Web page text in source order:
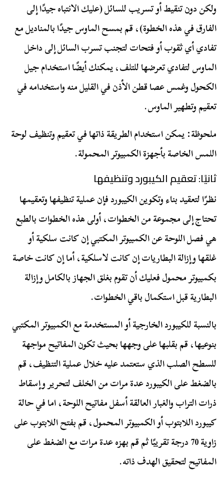
ولكن دون تنقيط أو تسريب للسائل (عليك الانتباه جيدًا إلى
الفارق في هذه الخطوة)، قم بمسح الماوس جيدًا بالمناديل مع
تفادي أي ثقوب أو فتحات لتجنب تسرب السائل إلى داخل
الماوس لتفادي تعرضها للتلف، يمكنك أيضًا استخدام جيل
الكحول وغمس عصا قطن الأذن في القليل منه واستخدامه في
تعقيم وتطهير الماوس.
ملحوظة: يمكن استخدام الطريقة ذاتها في تعقيم وتنظيف لوحة
اللمس الخاصة بأجهزة الكمبيوتر المحمولة.
ثانيًا: تعقيم الكيبورد وتنظيفها
نظرًا لتعقيد بناء وتكوين الكيبورد فإن عملية تنظيفها وتعقيمها
تحتاج إلى مجموعة من الخطوات، أولى هذه الخطوات بالطبع
هي فصل اللوحة عن الكمبيوتر المكتبي إن كانت سلكية أو
غلقها وإزالة البطاريات إن كانت لاسلكية، أما إن كانت خاصة
بكمبيوتر محمول فعليك أن تقوم بغلق الجهاز بالكامل وإزالة
البطارية قبل استكمال باقي الخطوات.
بالنسبة للكيبورد الخارجية أو المستخدمة مع الكمبيوتر المكتبي
بنوعيها، قم بقلبها على وجهها بحيث تكون المفاتيح مواجهة
للسطح الصلب الذي ستعتمد عليه خلال عملية التنظيف، قم
بالضغط على الكيبورد عدة مرات من الخلف لتحرير وإسقاط
ذرات التراب والغبار العالقة أسفل مفاتيح اللوحة، اما في حالة
كيبورد اللابتوب أو الكمبيوتر المحمول، قم بفتح اللابتوب على
زاوية 70 درجة تقريبًا ثم قم بهزه عدة مرات مع الضغط على
المفاتيح لتحقيق الهدف ذاته.